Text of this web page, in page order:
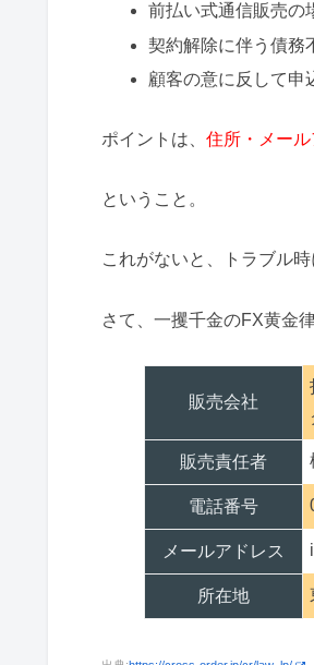
前払い式通信販売の
契約解除に伴う債務
顧客の意に反して申
ポイントは、 住所・メー
ということ。
これがないと、トラブル
さて、一攫千金のFX黄金
販売会社
販売責任者
電話番号
メールアドレス
所在地